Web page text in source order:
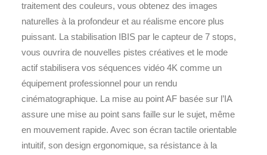
traitement des couleurs, vous obtenez des images
naturelles à la profondeur et au réalisme encore plus
puissant. La stabilisation IBIS par le capteur de 7 stops,
vous ouvrira de nouvelles pistes créatives et le mode
actif stabilisera vos séquences vidéo 4K comme un
équipement professionnel pour un rendu
cinématographique. La mise au point AF basée sur l’IA
assure une mise au point sans faille sur le sujet, même
en mouvement rapide. Avec son écran tactile orientable
intuitif, son design ergonomique, sa résistance à la